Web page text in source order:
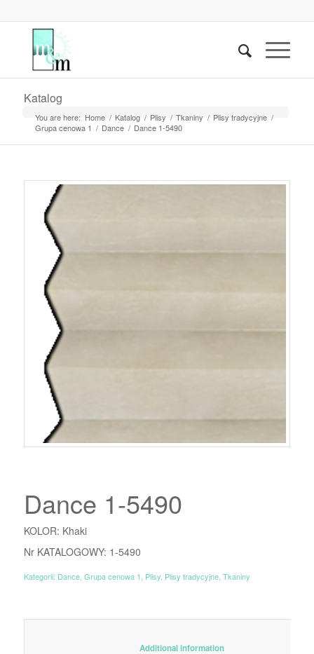
Katalog
You are here: Home / Katalog / Plisy / Tkaniny / Plisy tradycyjne /
Grupa cenowa 1 / Dance / Dance 1-5490
Dance 1-5490
KOLOR: Khaki
Nr KATALOGOWY: 1-5490
Kategorii: Dance, Grupa cenowa 1 Plisy, Plisy tradycyjne, Tkaniny
						Additional information